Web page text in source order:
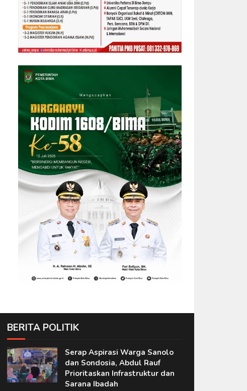
BERITA POLITIK
Serap Aspirasi Warga Sanolo
dan Sondosia, Abdul Rauf
Prioritaskan Infrastruktur dan
Sarana Ibadah